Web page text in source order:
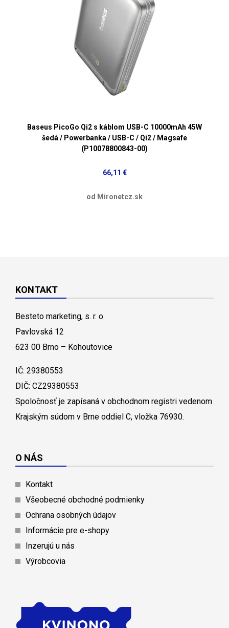
Baseus PicoGo Qi2 s káblom USB-C 10000mAh 45W
šedá / Powerbanka / USB-C / Qi2 / Magsafe
(P10078800843-00)
66,11 €
od Mironetcz.sk
KONTAKT
Besteto marketing, s. r. o.
Pavlovská 12
623 00 Brno – Kohoutovice
IČ: 29380553
DIČ: CZ29380553
Spoločnosť je zapísaná v obchodnom registri vedenom
Krajským súdom v Brne oddiel C, vložka 76930.
O NÁS
Kontakt
Všeobecné obchodné podmienky
Ochrana osobných údajov
Informácie pre e-shopy
Inzerujú u nás
Výrobcovia